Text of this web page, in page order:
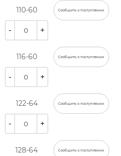
110-60 Сообщить о поступлении
- +
116-60 Сообщить о поступлении
- +
122-64 Сообщить о поступлении
- +
128-64 Сообщить о поступлении